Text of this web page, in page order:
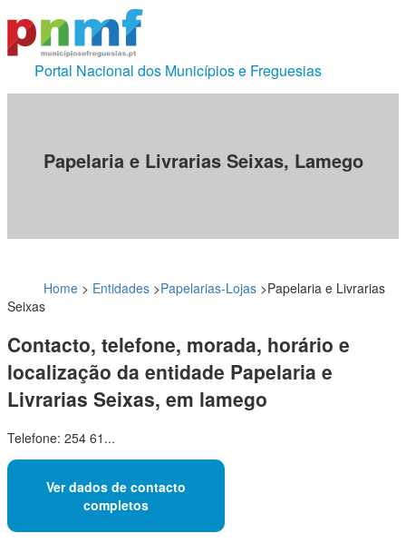
Portal Nacional dos Municípios e Freguesias
Papelaria e Livrarias Seixas, Lamego
Home > Entidades >Papelarias-Lojas >Papelaria e Livrarias
Seixas
Contacto, telefone, morada, horário e
localização da entidade Papelaria e
Livrarias Seixas, em lamego
Telefone: 254 61...
Ver dados de contacto
completos